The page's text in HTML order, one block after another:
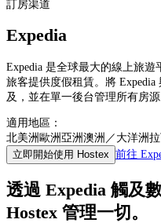
訂房渠道
Expedia
Expedia 是全球最大的線上旅
旅客提供度假租賃。將
及，並在單一後台管理所有房源
適用地區：
北美洲歐洲亞洲澳洲／大洋洲
立即開始使用 Hostex 前往
透過 Expedia 觸及
Hostex 管理一切。